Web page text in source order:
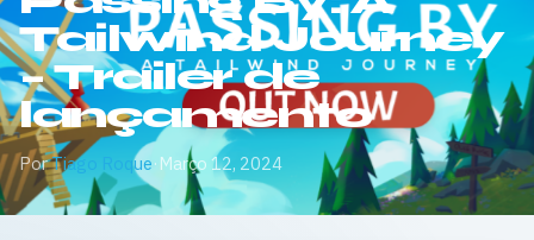
Tailwind Journey
– Trailer de
lançamento
PorTiago Roque· Março 12, 2024